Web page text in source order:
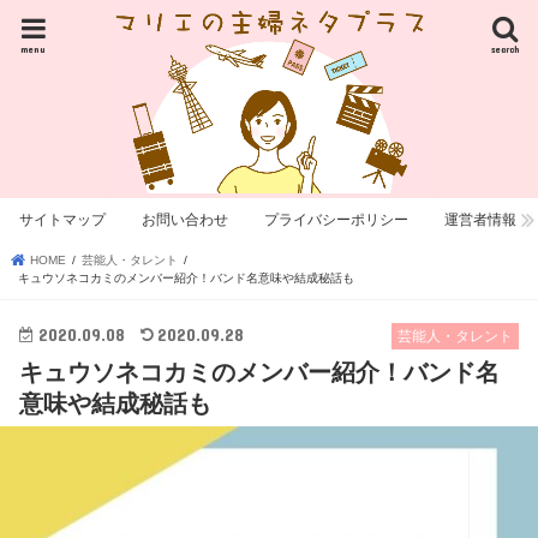
search
menu
サイトマップ お問い合わせ プライバシーポリシー 運営者情報
HOME
芸能人・タレント
キュウソネコカミのメンバー紹介！バンド名意味や結成秘話も
芸能人・タレント
2020.09.08 2020.09.28
キュウソネコカミのメンバー紹介！バンド名
意味や結成秘話も